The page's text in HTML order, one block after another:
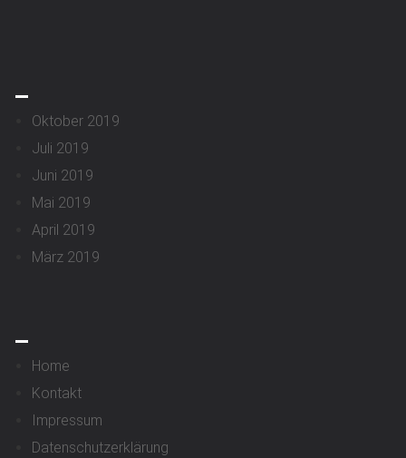
Oktober 2019
Juli 2019
Juni 2019
Mai 2019
April 2019
März 2019
Home
Kontakt
Impressum
Datenschutzerklärung